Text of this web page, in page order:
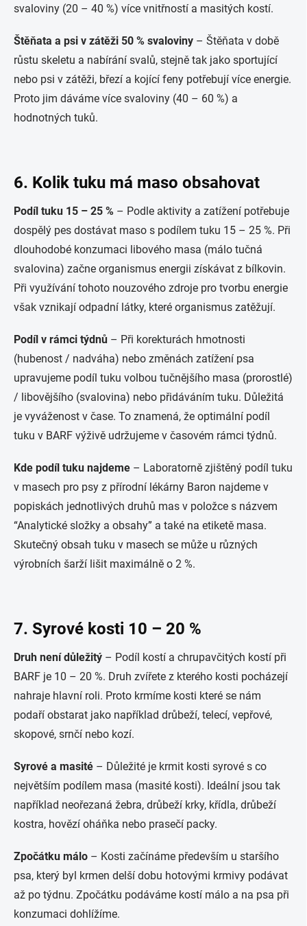
svaloviny (20 – 40 %) více vnitřností a masitých kostí.
Štěňata a psi v zátěži 50 % svaloviny – Štěňata v době
růstu skeletu a nabírání svalů, stejně tak jako sportující
nebo psi v zátěži, březí a kojící feny potřebují více energie.
Proto jim dáváme více svaloviny (40 – 60 %) a
hodnotných tuků.
6. Kolik tuku má maso obsahovat
Podíl tuku 15 – 25 % – Podle aktivity a zatížení potřebuje
dospělý pes dostávat maso s podílem tuku 15 – 25 %. Při
dlouhodobé konzumaci libového masa (málo tučná
svalovina) začne organismus energii získávat z bílkovin.
Při využívání tohoto nouzového zdroje pro tvorbu energie
však vznikají odpadní látky, které organismus zatěžují.
Podíl v rámci týdnů – Při korekturách hmotnosti
(hubenost / nadváha) nebo změnách zatížení psa
upravujeme podíl tuku volbou tučnějšího masa (prorostlé)
/ libovějšího (svalovina) nebo přidáváním tuku. Důležitá
je vyváženost v čase. To znamená, že optimální podíl
tuku v BARF výživě udržujeme v časovém rámci týdnů.
Kde podíl tuku najdeme – Laboratorně zjištěný podíl tuku
v masech pro psy z přírodní lékárny Baron najdeme v
popiskách jednotlivých druhů mas v položce s názvem
“Analytické složky a obsahy” a také na etiketě masa.
Skutečný obsah tuku v masech se může u různých
výrobních šarží lišit maximálně o 2 %.
7. Syrové kosti 10 – 20 %
Druh není důležitý – Podíl kostí a chrupavčitých kostí při
BARF je 10 – 20 %. Druh zvířete z kterého kosti pocházejí
nahraje hlavní roli. Proto krmíme kosti které se nám
podaří obstarat jako například drůbeží, telecí, vepřové,
skopové, srnčí nebo kozí.
Syrové a masité – Důležité je krmit kosti syrové s co
největším podílem masa (masité kosti). Ideální jsou tak
například neořezaná žebra, drůbeží krky, křídla, drůbeží
kostra, hovězí oháňka nebo prasečí packy.
Zpočátku málo – Kosti začínáme především u staršího
psa, který byl krmen delší dobu hotovými krmivy podávat
až po týdnu. Zpočátku podáváme kostí málo a na psa při
konzumaci dohlížíme.